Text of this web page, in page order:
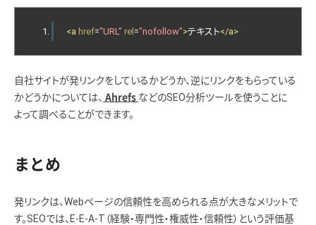
<a href="URL" rel="nofollow">テキスト</a>
自社サイトが発リンクをしているかどうか、逆にリンクをもらっている
かどうかについては、 Ahrefs などのSEO分析ツールを使うことに
よって調べることができます。
まとめ
発リンクは、Webページの信頼性を高められる点が大きなメリットで
す。SEOでは、E-E-A-T（経験・専門性・権威性・信頼性）という評価基